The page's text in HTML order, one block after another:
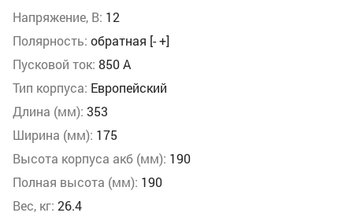
Напряжение, В: 12
Полярность: обратная [- +]
Пусковой ток: 850 А
Тип корпуса: Европейский
Длина (мм): 353
Ширина (мм): 175
Высота корпуса акб (мм): 190
Полная высота (мм): 190
Вес, кг: 26.4